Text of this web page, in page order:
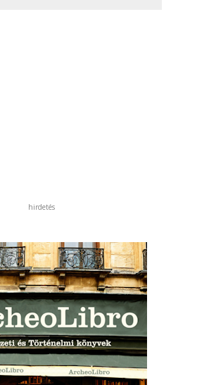
hirdetés